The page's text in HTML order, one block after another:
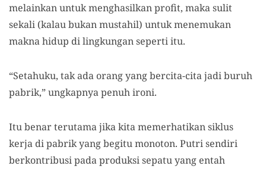
melainkan untuk menghasilkan profit, maka sulit
sekali (kalau bukan mustahil) untuk menemukan
makna hidup di lingkungan seperti itu.
“Setahuku, tak ada orang yang bercita-cita jadi buruh
pabrik,” ungkapnya penuh ironi.
Itu benar terutama jika kita memerhatikan siklus
kerja di pabrik yang begitu monoton. Putri sendiri
berkontribusi pada produksi sepatu yang entah